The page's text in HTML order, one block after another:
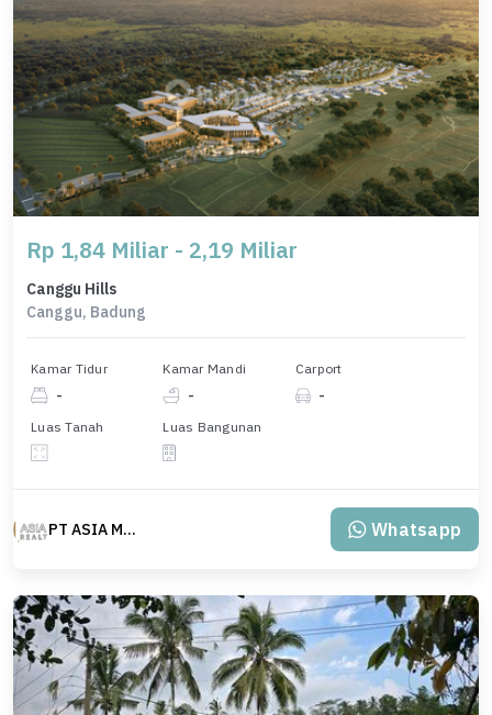
Rp 1,84 Miliar - 2,19 Miliar
Canggu Hills
Canggu, Badung
Kamar Tidur
-
Kamar Mandi
-
Carport
-
Luas Tanah Luas Bangunan
PT ASIA MAS REALTY Whatsapp